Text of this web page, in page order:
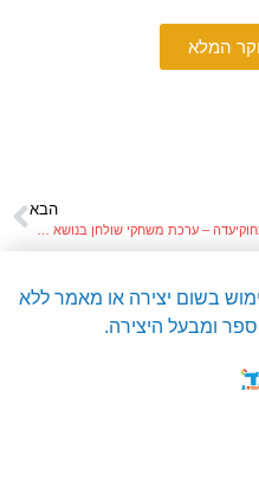
המלא
הבא
בשום יצירה או מאמר ללא
ומבעל היצירה.